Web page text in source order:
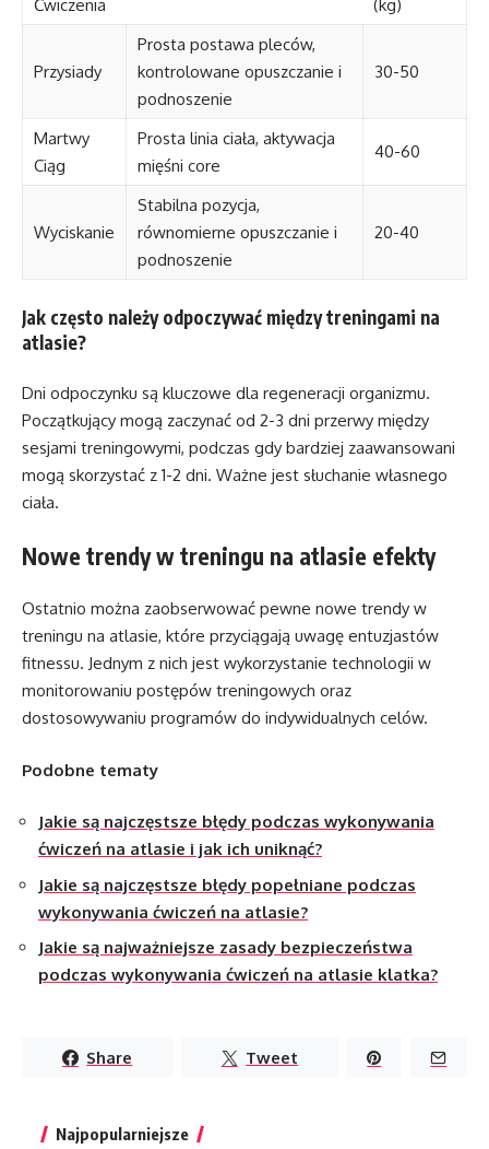
Ćwiczenia (kg)
Przysiady
Prosta postawa pleców,
kontrolowane opuszczanie i
podnoszenie
30-50
Martwy
Ciąg
Prosta linia ciała, aktywacja
mięśni core
40-60
Wyciskanie
Stabilna pozycja,
równomierne opuszczanie i
podnoszenie
20-40
Jak często należy odpoczywać między treningami na
atlasie?
Dni odpoczynku są kluczowe dla regeneracji organizmu.
Początkujący mogą zaczynać od 2-3 dni przerwy między
sesjami treningowymi, podczas gdy bardziej zaawansowani
mogą skorzystać z 1-2 dni. Ważne jest słuchanie własnego
ciała.
Nowe trendy w treningu na atlasie efekty
Ostatnio można zaobserwować pewne nowe trendy w
treningu na atlasie, które przyciągają uwagę entuzjastów
fitnessu. Jednym z nich jest wykorzystanie technologii w
monitorowaniu postępów treningowych oraz
dostosowywaniu programów do indywidualnych celów.
Podobne tematy
Jakie są najczęstsze błędy podczas wykonywania
ćwiczeń na atlasie i jak ich uniknąć?
Jakie są najczęstsze błędy popełniane podczas
wykonywania ćwiczeń na atlasie?
Jakie są najważniejsze zasady bezpieczeństwa
podczas wykonywania ćwiczeń na atlasie klatka?
Share Tweet
Najpopularniejsze